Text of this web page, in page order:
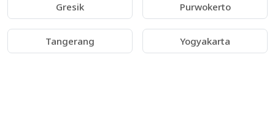
Gresik Purwokerto
Tangerang Yogyakarta